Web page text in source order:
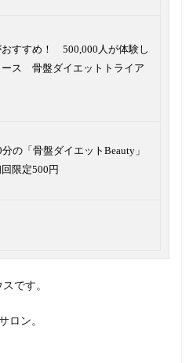
おすすめ！ 500,000人が体験し
ース 骨盤ダイエットトライア
の「骨盤ダイエットBeauty」
限定500円
です。
ロン。